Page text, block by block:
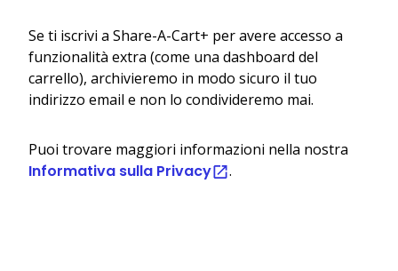
Se ti iscrivi a Share-A-Cart+ per avere accesso a
funzionalità extra (come una dashboard del
carrello), archivieremo in modo sicuro il tuo
indirizzo email e non lo condivideremo mai.
Puoi trovare maggiori informazioni nella nostra
Informativa sulla Privacy .